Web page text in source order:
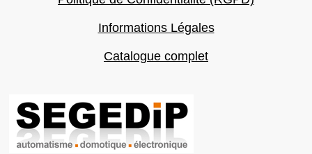
Informations Légales
Catalogue complet